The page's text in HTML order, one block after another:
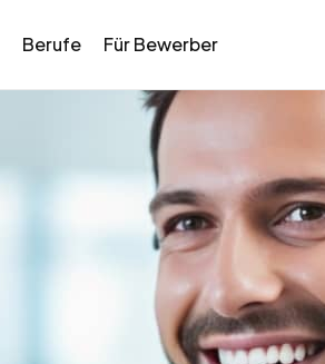
Berufe Für Bewerber